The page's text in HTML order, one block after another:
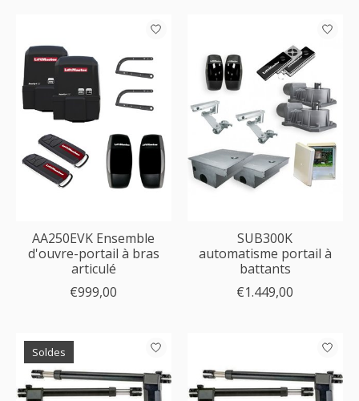
AA250EVK Ensemble
d'ouvre-portail à bras
articulé
€999,00
SUB300K
automatisme portail à
battants
€1.449,00
Soldes